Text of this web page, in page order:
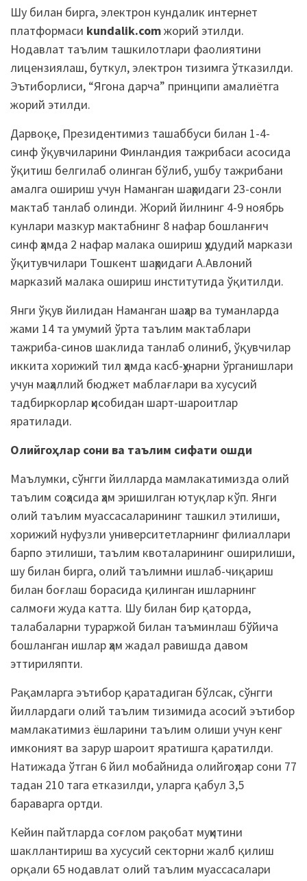
Шу билан бирга, электрон кундалик интернет
платформаси kundalik.comжорий этилди.
Нодавлат таълим ташкилотлари фаолиятини
лицензиялаш, буткул, электрон тизимга ўтказилди.
Эътиборлиси, “Ягона дарча” принципи амалиётга
жорий этилди.
Дарвоқе, Президентимиз ташаббуси билан 1-4-
синф ўқувчиларини Финландия тажрибаси асосида
ўқитиш белгилаб олинган бўлиб, ушбу тажрибани
амалга ошириш учун Наманган шаҳридаги 23-сонли
мактаб танлаб олинди. Жорий йилнинг 4-9 ноябрь
кунлари мазкур мактабнинг 8 нафар бошланғич
синф ҳамда 2 нафар малака ошириш ҳудудий маркази
ўқитувчилари Тошкент шаҳридаги А.Авлоний
марказий малака ошириш институтида ўқитилди.
Янги ўқув йилидан Наманган шаҳар ва туманларда
жами 14 та умумий ўрта таълим мактаблари
тажриба-синов шаклида танлаб олиниб, ўқувчилар
иккита хорижий тил ҳамда касб-ҳунарни ўрганишлари
учун маҳаллий бюджет маблағлари ва хусусий
тадбиркорлар ҳисобидан шарт-шароитлар
яратилади.
Олийгоҳлар сони ва таълим сифати ошди
Маълумки, сўнгги йилларда мамлакатимизда олий
таълим соҳасида ҳам эришилган ютуқлар кўп. Янги
олий таълим муассасаларининг ташкил этилиши,
хорижий нуфузли университетларнинг филиаллари
барпо этилиши, таълим квоталарининг оширилиши,
шу билан бирга, олий таълимни ишлаб-чиқариш
билан боғлаш борасида қилинган ишларнинг
салмоғи жуда катта. Шу билан бир қаторда,
талабаларни тураржой билан таъминлаш бўйича
бошланган ишлар ҳам жадал равишда давом
эттириляпти.
Рақамларга эътибор қаратадиган бўлсак, сўнгги
йиллардаги олий таълим тизимида асосий эътибор
мамлакатимиз ёшларини таълим олиши учун кенг
имконият ва зарур шароит яратишга қаратилди.
Натижада ўтган 6 йил мобайнида олийгоҳлар сони 77
тадан 210 тага етказилди, уларга қабул 3,5
бараварга ортди.
Кейин пайтларда соғлом рақобат муҳитини
шакллантириш ва хусусий секторни жалб қилиш
орқали 65 нодавлат олий таълим муассасалари